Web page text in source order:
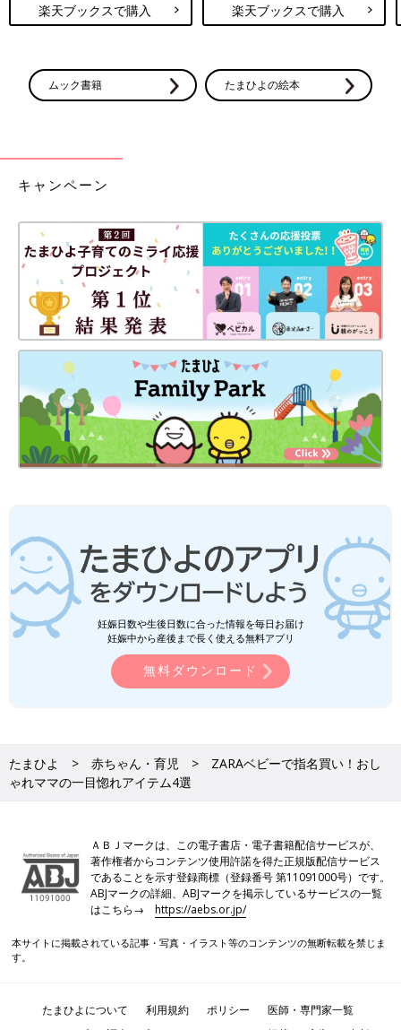
楽天ブックスで購入 楽天ブックスで購入
ムック書籍 たまひよの絵本
キャンペーン
妊娠日数や生後日数に合った情報を毎日お届け
妊娠中から産後まで長く使える無料アプリ
無料ダウンロード
たまひよ 赤ちゃん・育児
ZARAベビーで指名買い！おし
ゃれママの一目惚れアイテム4選
ＡＢＪマークは、この電子書店・電子書籍配信サービスが、
著作権者からコンテンツ使用許諾を得た正規版配信サービス
であることを示す登録商標（登録番号 第11091000号）です。
ABJマークの詳細、ABJマークを掲示しているサービスの一覧
はこちら→https://aebs.or.jp/
本サイトに掲載されている記事・写真・イラスト等のコンテンツの無断転載を禁じま
す。
たまひよについて 利用規約 ポリシー
医師・専門家一覧